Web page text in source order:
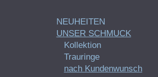
NEUHEITEN
UNSER SCHMUCK
Kollektion
Trauringe
nach Kundenwunsch